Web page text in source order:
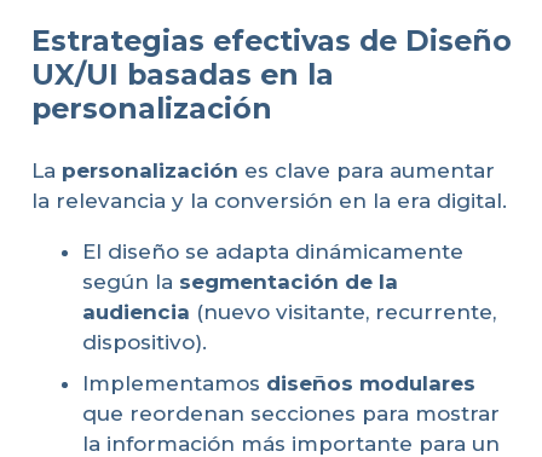
Estrategias efectivas de Diseño
UX/UI basadas en la
personalización
La personalización es clave para aumentar
la relevancia y la conversión en la era digital.
El diseño se adapta dinámicamente
según la segmentación de la
audiencia (nuevo visitante, recurrente,
dispositivo).
Implementamos diseños modulares
que reordenan secciones para mostrar
la información más importante para un